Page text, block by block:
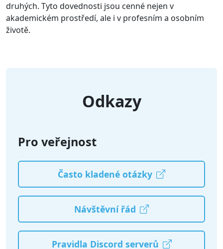
druhých. Tyto dovednosti jsou cenné nejen v
akademickém prostředí, ale i v profesním a osobním
životě.
Odkazy
Pro veřejnost
Často kladené otázky
Návštěvní řád
Pravidla Discord serverů